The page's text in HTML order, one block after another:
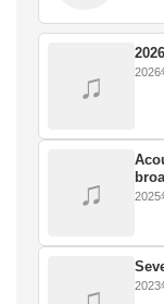
♫ 2026
♫ 2025
2023